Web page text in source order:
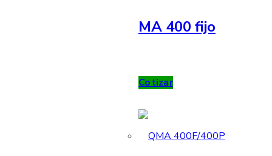
MA 400 fijo
Cotizar